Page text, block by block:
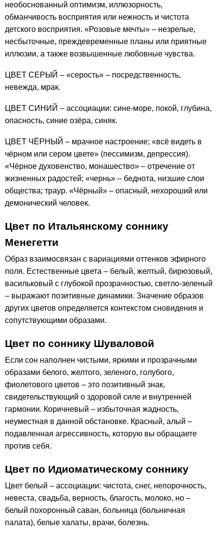
необоснованный оптимизм, иллюзорность,
обманчивость восприятия или нежность и чистота
детского восприятия. «Розовые мечты» – незрелые,
несбыточные, преждевременные планы или приятные
иллюзии, а также возвышенные любовные чувства.
ЦВЕТ СЕРЫЙ – «серость» – посредственность,
невежда, мрак.
ЦВЕТ СИНИЙ – ассоциации: сине-море, покой, глубина,
опасность, синие озёра, синяк.
ЦВЕТ ЧЁРНЫЙ – мрачное настроение; «всё видеть в
чёрном или сером цвете» (пессимизм, депрессия).
«Чёрное духовенство, монашество» – отречение от
жизненных радостей; «чернь» – беднота, низшие слои
общества; траур. «Чёрный» – опасный, нехороший или
демонический человек.
Цвет по Итальянскому соннику
Менегетти
Образ взаимосвязан с вариациями оттенков эфирного
поля. Естественные цвета – белый, желтый, бирюзовый,
васильковый с глубокой прозрачностью, светло-зеленый
– выражают позитивные динамики. Значение образов
других цветов определяется контекстом сновидения и
сопутствующими образами.
Цвет по соннику Шуваловой
Если сон наполнен чистыми, яркими и прозрачными
образами белого, желтого, зеленого, голубого,
фиолетового цветов – это позитивный знак,
свидетельствующий о здоровой силе и внутренней
гармонии. Коричневый – избыточная жадность,
неуместная в данной обстановке. Красный, алый –
подавленная агрессивность, которую вы обращаете
против себя.
Цвет по Идиоматическому соннику
Цвет белый – ассоциации: чистота, снег, непорочность,
невеста, свадьба, верность, благость, молоко, но –
белый похоронный саван, больница (больничная
палата), белые халаты, врачи, болезнь.